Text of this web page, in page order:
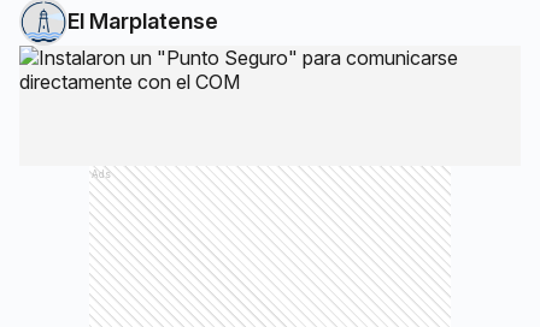
El Marplatense
Ads